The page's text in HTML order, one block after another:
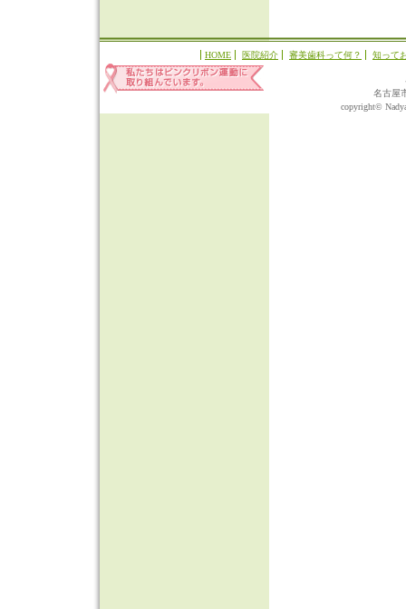
HOME 医院紹介 審美歯科って何？ 知って
名古屋
copyright©